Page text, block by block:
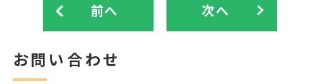
前へ 次へ
お問い合わせ